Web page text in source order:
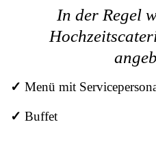
In der Regel
✓ Menü mit
✓ Buffet